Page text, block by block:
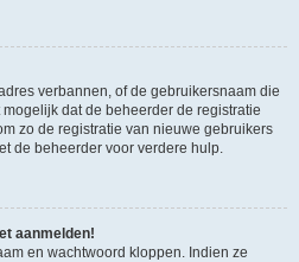
verbannen, of de gebruikersnaam die
dat de beheerder de registratie
zo de registratie van nieuwe gebruikers
de beheerder voor verdere hulp.
aanmelden!
en wachtwoord kloppen. Indien ze